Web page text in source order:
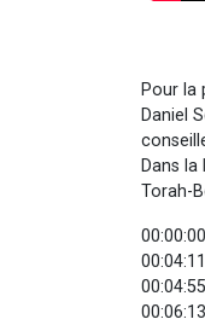
Pour la
Daniel
Dans
Torah-